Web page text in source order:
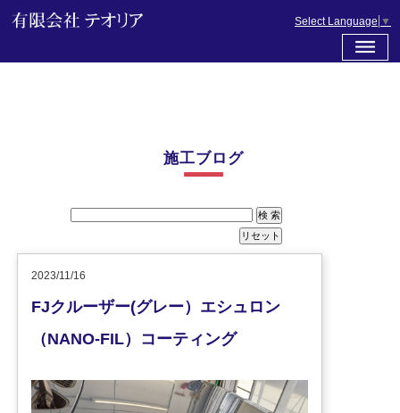
Select Language ▼
施工ブログ
2023/11/16
FJクルーザー(グレー）エシュロン
（NANO-FIL）コーティング